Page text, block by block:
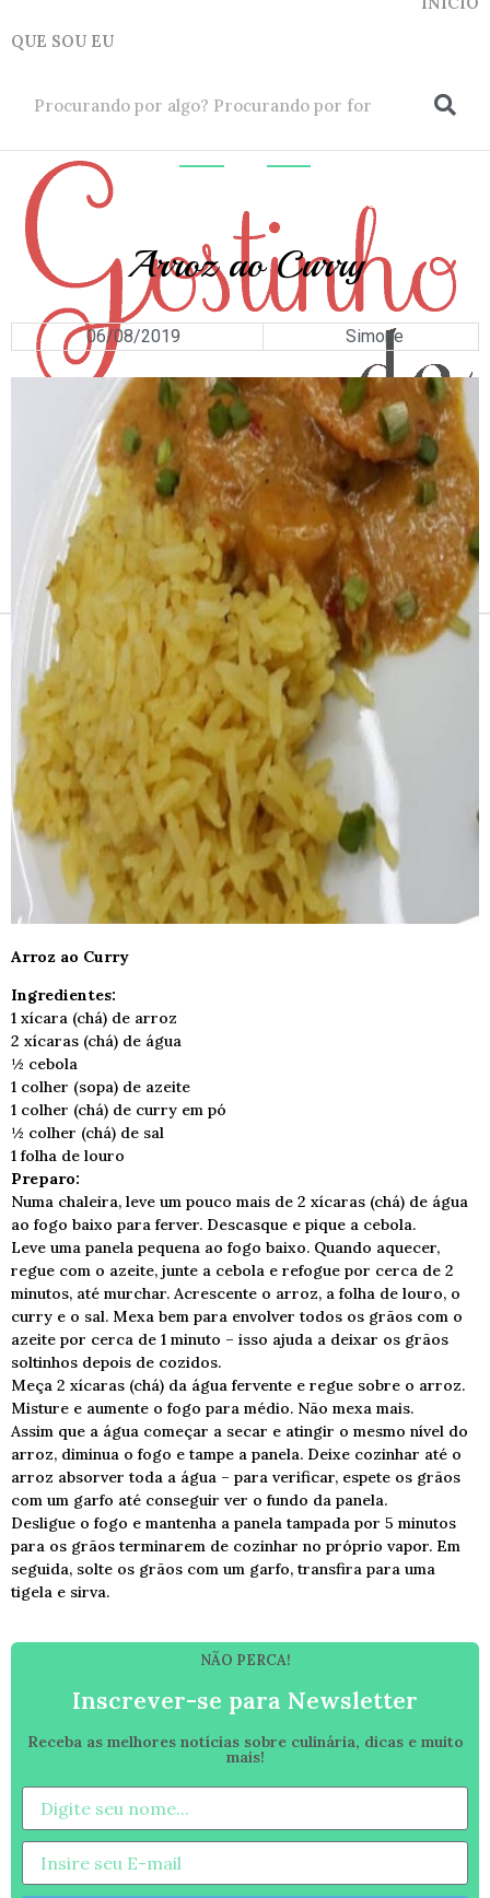
QUE SOU EU
Receitas e vinhos
GRÃOS
Arroz ao Curry
06/08/2019 Simone
Arroz ao Curry
Ingredientes:
1 xícara (chá) de arroz
2 xícaras (chá) de água
½ cebola
1 colher (sopa) de azeite
1 colher (chá) de curry em pó
½ colher (chá) de sal
1 folha de louro
Preparo:
Numa chaleira, leve um pouco mais de 2 xícaras (chá) de água
ao fogo baixo para ferver. Descasque e pique a cebola.
Leve uma panela pequena ao fogo baixo. Quando aquecer,
regue com o azeite, junte a cebola e refogue por cerca de 2
minutos, até murchar. Acrescente o arroz, a folha de louro, o
curry e o sal. Mexa bem para envolver todos os grãos com o
azeite por cerca de 1 minuto – isso ajuda a deixar os grãos
soltinhos depois de cozidos.
Meça 2 xícaras (chá) da água fervente e regue sobre o arroz.
Misture e aumente o fogo para médio. Não mexa mais.
Assim que a água começar a secar e atingir o mesmo nível do
arroz, diminua o fogo e tampe a panela. Deixe cozinhar até o
arroz absorver toda a água – para verificar, espete os grãos
com um garfo até conseguir ver o fundo da panela.
Desligue o fogo e mantenha a panela tampada por 5 minutos
para os grãos terminarem de cozinhar no próprio vapor. Em
seguida, solte os grãos com um garfo, transfira para uma
tigela e sirva.
NÃO PERCA!
Inscrever-se para Newsletter
Receba as melhores notícias sobre culinária, dicas e muito
mais!